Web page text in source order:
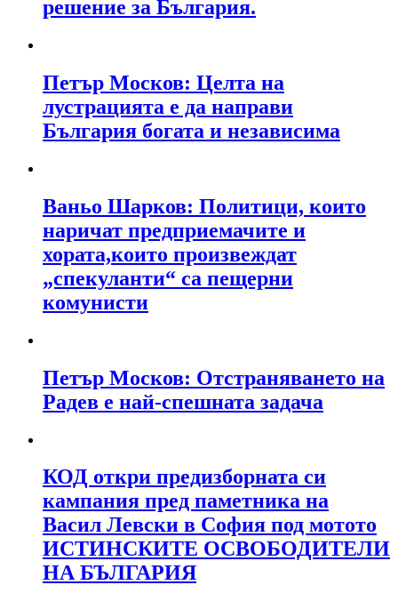
решение за България.
Петър Москов: Целта на
лустрацията е да направи
България богата и независима
Ваньо Шарков: Политици, които
наричат предприемачите и
хората,които произвеждат
„спекуланти“ са пещерни
комунисти
Петър Москов: Отстраняването на
Радев е най-спешната задача
КОД откри предизборната си
кампания пред паметника на
Васил Левски в София под мотото
ИСТИНСКИТЕ ОСВОБОДИТЕЛИ
НА БЪЛГАРИЯ